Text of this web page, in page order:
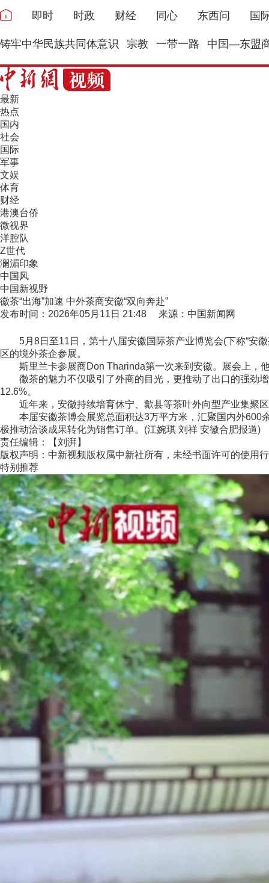
即时 时政 财经 同心 东西问 国
铸牢中华民族共同体意识 宗教 一带一路 中国—东盟
最新
热点
国内
社会
国际
军事
文娱
体育
财经
港澳台侨
微视界
洋腔队
Z世代
澜湄印象
中国风
中国新视野
徽茶“出海”加速 中外茶商安徽“双向奔赴”
发布时间：2026年05月11日 21:48 来源：中国新闻网
5月8日至11日，第十八届安徽国际茶产业博览会(下称“安徽
区的境外茶企参展。
斯里兰卡参展商Don Tharinda第一次来到安徽。展会上，
徽茶的魅力不仅吸引了外商的目光，更推动了出口的强劲增
12.6%。
近年来，安徽持续培育休宁、歙县等茶叶外向型产业集聚区
本届安徽茶博会展览总面积达3万平方米，汇聚国内外600余
极推动洽谈成果转化为销售订单。(江婉琪 刘祥 安徽合肥报道)
责任编辑：【刘湃】
版权声明：中新视频版权属中新社所有，未经书面许可的使用
特别推荐